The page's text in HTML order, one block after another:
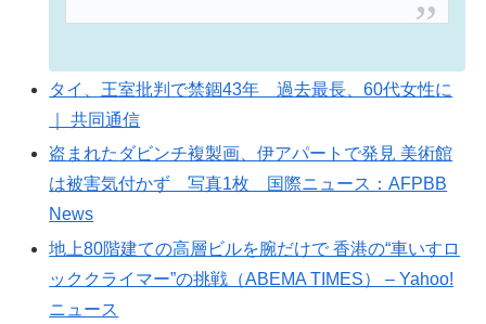
タイ、王室批判で禁錮43年 過去最長、60代女性に
｜ 共同通信
盗まれたダビンチ複製画、伊アパートで発見 美術館
は被害気付かず 写真1枚 国際ニュース：AFPBB
News
地上80階建ての高層ビルを腕だけで 香港の“車いすロ
ッククライマー”の挑戦（ABEMA TIMES） – Yahoo!
ニュース